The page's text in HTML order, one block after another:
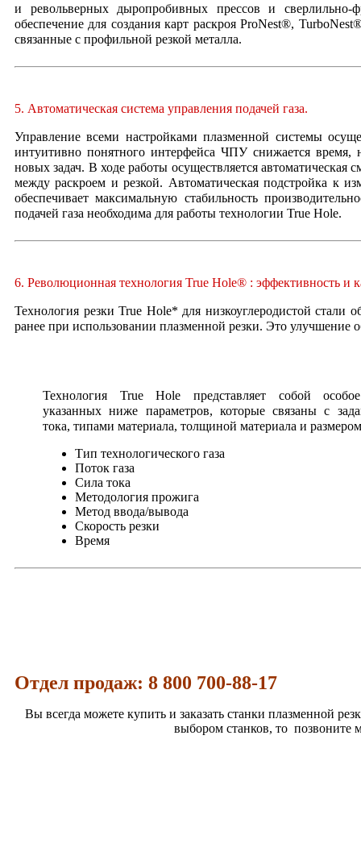
и револьверных дыропробивных прессов и
обеспечение для создания карт раскроя ProNest®,
связанные с профильной резкой металла.
5. Автоматическая система управления подачей газа.
Управление всеми настройками плазменной системы
интуитивно понятного интерфейса ЧПУ снижается время,
новых задач. В ходе работы осуществляется автоматическая
между раскроем и резкой. Автоматическая подстройка к
обеспечивает максимальную стабильность
подачей газа необходима для работы технологии True Hole.
6. Революционная технология True Hole® : эффективность и
Технология резки True Hole* для низкоуглеродистой стали
ранее при использовании плазменной резки. Это улучшение
Технология True Hole представляет собой
указанных ниже параметров, которые связаны с
тока, типами материала, толщиной материала и
Тип технологического газа
Поток газа
Сила тока
Методология прожига
Метод ввода/вывода
Скорость резки
Время
Отдел продаж: 8 800 700-88-17
Вы всегда можете купить и заказать станки плазменной
выбором станков, то